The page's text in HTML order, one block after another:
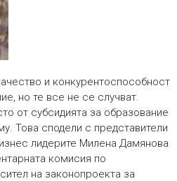
и конкурентоспособност
но те все не се случват.
от субсидията за образование
Това сподели с представители
лидерите Милена Дамянова
комисия по
на законопроекта за